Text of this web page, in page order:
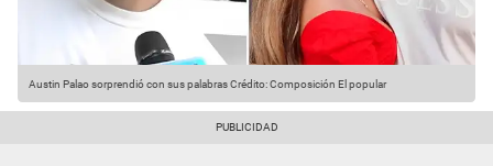
Austin Palao sorprendió con sus palabrasCrédito: Composición El popular